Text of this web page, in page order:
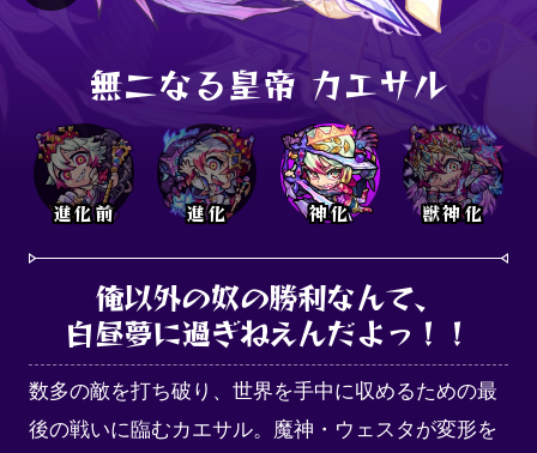
無二なる皇帝 カエサル
進化前 進化 神化 獣神化
俺以外の奴の勝利なんて、
白昼夢に過ぎねえんだよっ！！
数多の敵を打ち破り、世界を手中に収めるための最
後の戦いに臨むカエサル。魔神・ウェスタが変形を